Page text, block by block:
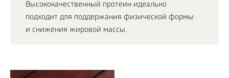
Высококачественный протеин идеально
подходит для поддержания физической формы
и снижения жировой массы.